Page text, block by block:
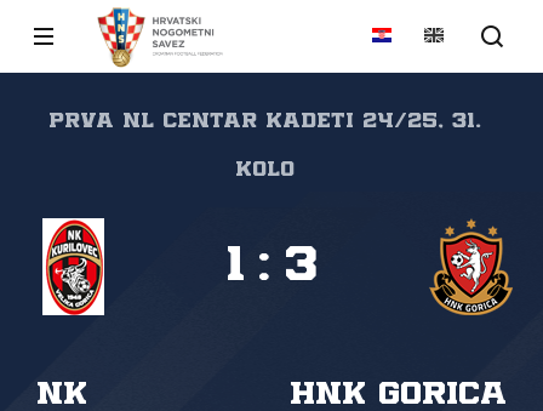
PRVA NL CENTAR KADETI 24/25, 31.
kolo
NK
HNK Gorica
1 : 3